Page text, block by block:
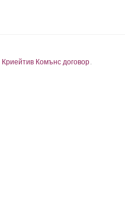
Криейтив Комънс договор.